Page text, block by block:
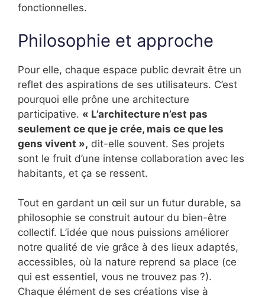
fonctionnelles.
Philosophie et approche
Pour elle, chaque espace public devrait être un
reflet des aspirations de ses utilisateurs. C’est
pourquoi elle prône une architecture
participative. « L’architecture n’est pas
seulement ce que je crée, mais ce que les
gens vivent », dit-elle souvent. Ses projets
sont le fruit d’une intense collaboration avec les
habitants, et ça se ressent.
Tout en gardant un œil sur un futur durable, sa
philosophie se construit autour du bien-être
collectif. L’idée que nous puissions améliorer
notre qualité de vie grâce à des lieux adaptés,
accessibles, où la nature reprend sa place (ce
qui est essentiel, vous ne trouvez pas ?).
Chaque élément de ses créations vise à